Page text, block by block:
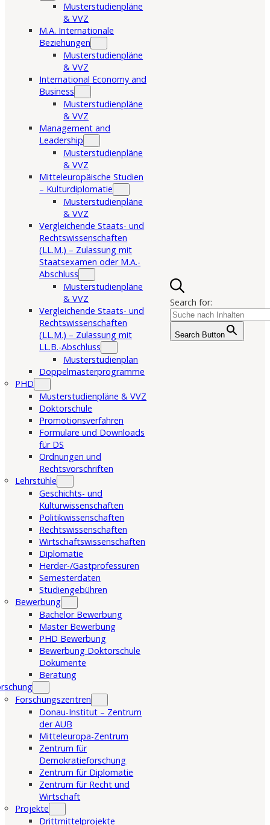
Musterstudienpläne
& VVZ
M.A. Internationale
Beziehungen
Musterstudienpläne
& VVZ
International Economy and
Business
Musterstudienpläne
& VVZ
Management and
Leadership
Musterstudienpläne
& VVZ
Mitteleuropäische Studien
– Kulturdiplomatie
Musterstudienpläne
& VVZ
Vergleichende Staats- und
Rechtswissenschaften
(LL.M.) – Zulassung mit
Staatsexamen oder M.A.-
Abschluss
Musterstudienpläne
& VVZ
Vergleichende Staats- und
Rechtswissenschaften
(LL.M.) – Zulassung mit
LL.B.-Abschluss
Musterstudienplan
Doppelmasterprogramme
PHD
Musterstudienpläne & VVZ
Doktorschule
Promotionsverfahren
Formulare und Downloads
für DS
Ordnungen und
Rechtsvorschriften
Lehrstühle
Geschichts- und
Kulturwissenschaften
Politikwissenschaften
Rechtswissenschaften
Wirtschaftswissenschaften
Diplomatie
Herder-/Gastprofessuren
Semesterdaten
Studiengebühren
Bewerbung
Bachelor Bewerbung
Master Bewerbung
PHD Bewerbung
Bewerbung Doktorschule
Dokumente
Beratung
Forschungszentren
Donau-Institut – Zentrum
der AUB
Mitteleuropa-Zentrum
Zentrum für
Demokratieforschung
Zentrum für Diplomatie
Zentrum für Recht und
Wirtschaft
Projekte
Drittmittelprojekte
Search for:
Search Button